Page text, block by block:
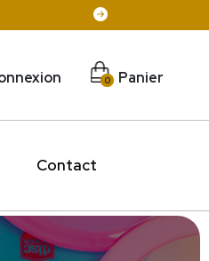
0 Panier
Contact